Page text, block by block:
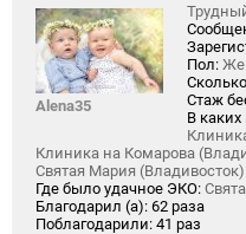
Alena35
Пол:
Стаж
В
Клиника на Комарова
Святая Мария (Владивосток)
Где было удачное ЭКО:
Благодарил (а): 62 раза
Поблагодарили: 41 раз